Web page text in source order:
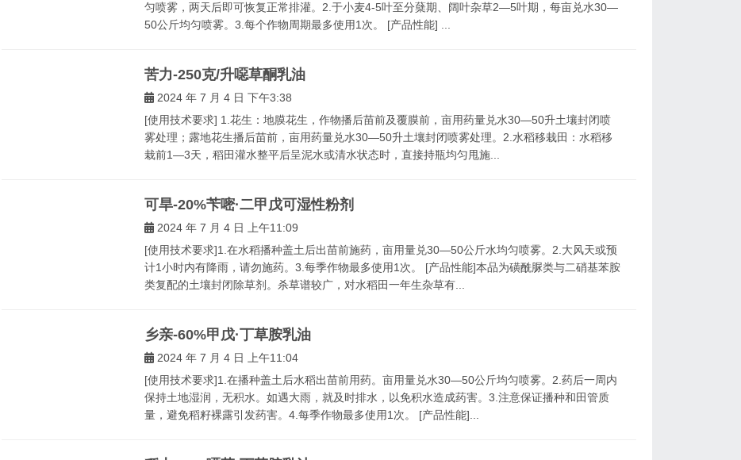
匀喷雾，两天后即可恢复正常排灌。2.于小麦4-5叶至分蘖期、阔叶杂草2—5叶期，每亩兑水30—
50公斤均匀喷雾。3.每个作物周期最多使用1次。 [产品性能] ...
苦力-250克/升噁草酮乳油
2024 年 7 月 4 日 下午3:38
[使用技术要求] 1.花生：地膜花生，作物播后苗前及覆膜前，亩用药量兑水30—50升土壤封闭喷
雾处理；露地花生播后苗前，亩用药量兑水30—50升土壤封闭喷雾处理。2.水稻移栽田：水稻移
栽前1—3天，稻田灌水整平后呈泥水或清水状态时，直接持瓶均匀甩施...
可旱-20%苄嘧·二甲戊可湿性粉剂
2024 年 7 月 4 日 上午11:09
[使用技术要求]1.在水稻播种盖土后出苗前施药，亩用量兑30—50公斤水均匀喷雾。2.大风天或预
计1小时内有降雨，请勿施药。3.每季作物最多使用1次。 [产品性能]本品为磺酰脲类与二硝基苯胺
类复配的土壤封闭除草剂。杀草谱较广，对水稻田一年生杂草有...
乡亲-60%甲戊·丁草胺乳油
2024 年 7 月 4 日 上午11:04
[使用技术要求]1.在播种盖土后水稻出苗前用药。亩用量兑水30—50公斤均匀喷雾。2.药后一周内
保持土地湿润，无积水。如遇大雨，就及时排水，以免积水造成药害。3.注意保证播种和田管质
量，避免稻籽裸露引发药害。4.每季作物最多使用1次。 [产品性能]...